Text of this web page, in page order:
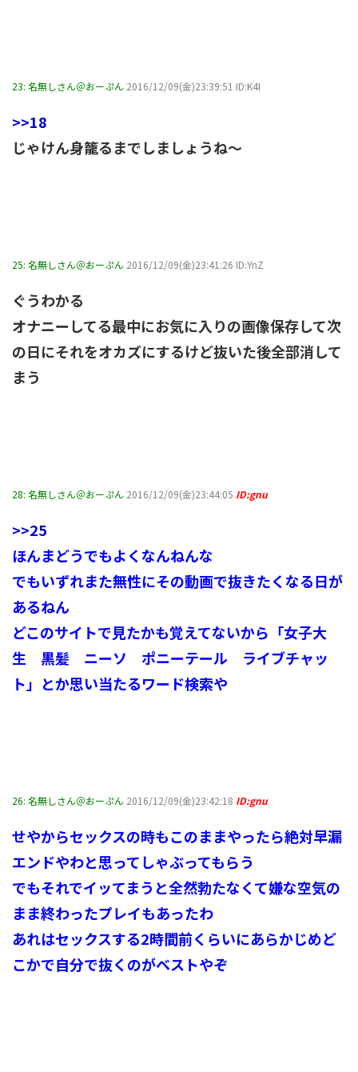
23: 名無しさん＠おーぷん 2016/12/09(金)23:39:51 ID:K4I
>>18
じゃけん身籠るまでしましょうね～
25: 名無しさん＠おーぷん 2016/12/09(金)23:41:26 ID:YnZ
ぐうわかる
オナニーしてる最中にお気に入りの画像保存して次
の日にそれをオカズにするけど抜いた後全部消して
まう
28: 名無しさん＠おーぷん 2016/12/09(金)23:44:05 ID:gnu
>>25
ほんまどうでもよくなんねんな
でもいずれまた無性にその動画で抜きたくなる日が
あるねん
どこのサイトで見たかも覚えてないから「女子大
生 黒髪 ニーソ ポニーテール ライブチャッ
ト」とか思い当たるワード検索や
26: 名無しさん＠おーぷん 2016/12/09(金)23:42:18 ID:gnu
せやからセックスの時もこのままやったら絶対早漏
エンドやわと思ってしゃぶってもらう
でもそれでイッてまうと全然勃たなくて嫌な空気の
まま終わったプレイもあったわ
あれはセックスする2時間前くらいにあらかじめど
こかで自分で抜くのがベストやぞ